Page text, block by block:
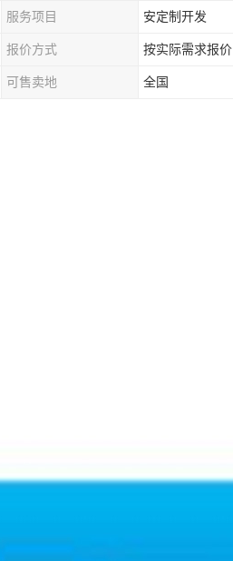
服务项目 安定制开发
报价方式 按实际需求报价
可售卖地 全国